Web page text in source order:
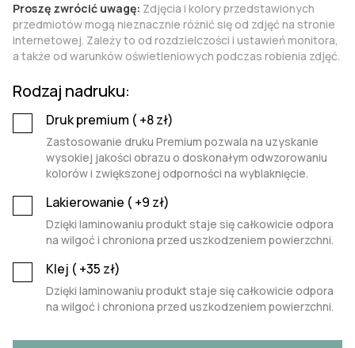
Proszę zwrócić uwagę: Zdjęcia i kolory przedstawionych
przedmiotów mogą nieznacznie różnić się od zdjęć na stronie
internetowej. Zależy to od rozdzielczości i ustawień monitora,
a także od warunków oświetleniowych podczas robienia zdjęć.
Rodzaj nadruku:
Druk premium ( +8zł)
Zastosowanie druku Premium pozwala na uzyskanie
wysokiej jakości obrazu o doskonałym odwzorowaniu
kolorów i zwiększonej odporności na wyblaknięcie.
Lakierowanie ( +9 zł)
Dzięki laminowaniu produkt staje się całkowicie odpora
na wilgoć i chroniona przed uszkodzeniem powierzchni.
Klej ( +35 zł)
Dzięki laminowaniu produkt staje się całkowicie odpora
na wilgoć i chroniona przed uszkodzeniem powierzchni.